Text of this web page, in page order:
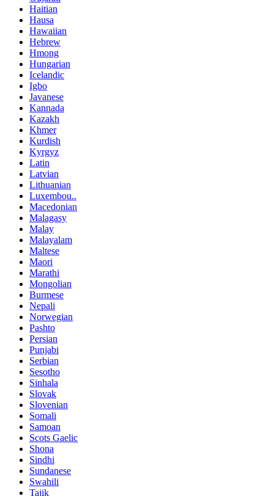
Haitian
Hausa
Hawaiian
Hebrew
Hmong
Hungarian
Icelandic
Igbo
Javanese
Kannada
Kazakh
Khmer
Kurdish
Kyrgyz
Latin
Latvian
Lithuanian
Luxembou..
Macedonian
Malagasy
Malay
Malayalam
Maltese
Maori
Marathi
Mongolian
Burmese
Nepali
Norwegian
Pashto
Persian
Punjabi
Serbian
Sesotho
Sinhala
Slovak
Slovenian
Somali
Samoan
Scots Gaelic
Shona
Sindhi
Sundanese
Swahili
Tajik